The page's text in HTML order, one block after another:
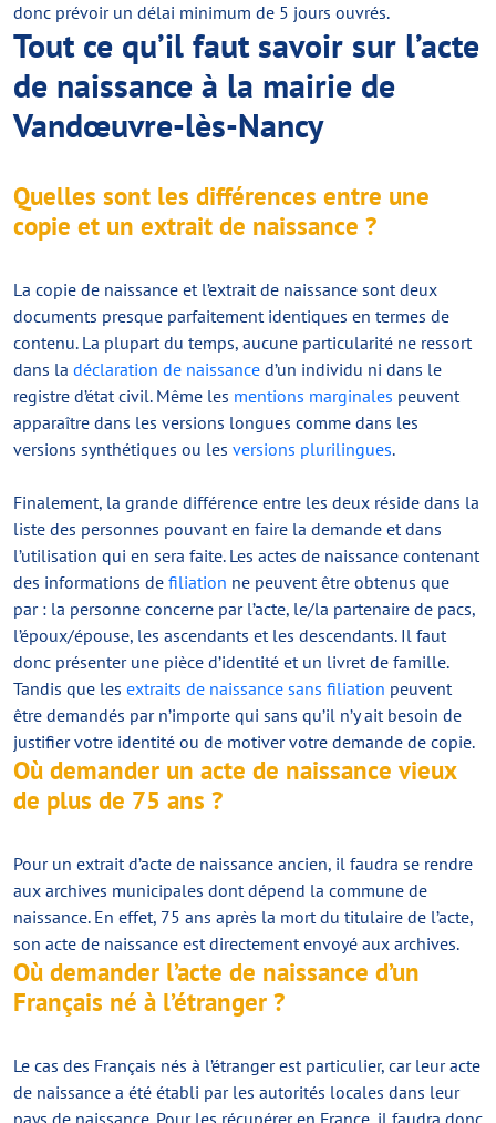
donc prévoir un délai minimum de 5 jours ouvrés.
Tout ce qu’il faut savoir sur l’acte
de naissance à la mairie de
Vandœuvre-lès-Nancy
Quelles sont les différences entre une
copie et un extrait de naissance ?
La copie de naissance et l’extrait de naissance sont deux
documents presque parfaitement identiques en termes de
contenu. La plupart du temps, aucune particularité ne ressort
dans la déclaration de naissance d’un individu ni dans le
registre d’état civil. Même les mentions marginales peuvent
apparaître dans les versions longues comme dans les
versions synthétiques ou les versions plurilingues.
Finalement, la grande différence entre les deux réside dans la
liste des personnes pouvant en faire la demande et dans
l’utilisation qui en sera faite. Les actes de naissance contenant
des informations de filiation ne peuvent être obtenus que
par : la personne concerne par l’acte, le/la partenaire de pacs,
l’époux/épouse, les ascendants et les descendants. Il faut
donc présenter une pièce d’identité et un livret de famille.
Tandis que les extraits de naissance sans filiation peuvent
être demandés par n’importe qui sans qu’il n’y ait besoin de
justifier votre identité ou de motiver votre demande de copie.
Où demander un acte de naissance vieux
de plus de 75 ans ?
Pour un extrait d’acte de naissance ancien, il faudra se rendre
aux archives municipales dont dépend la commune de
naissance. En effet, 75 ans après la mort du titulaire de l’acte,
son acte de naissance est directement envoyé aux archives.
Où demander l’acte de naissance d’un
Français né à l’étranger ?
Le cas des Français nés à l’étranger est particulier, car leur acte
de naissance a été établi par les autorités locales dans leur
pays de naissance. Pour les récupérer en France, il faudra donc